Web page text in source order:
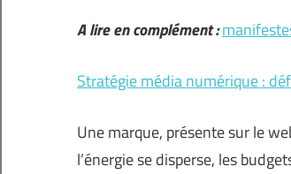
A lire en complément :
Stratégie média numérique :
Une marque, présente sur le
l’énergie se disperse, les